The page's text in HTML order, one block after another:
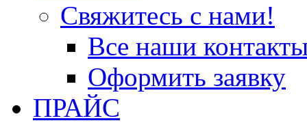
Свяжитесь с нами!
Все наши
Оформить заявку
ПРАЙС